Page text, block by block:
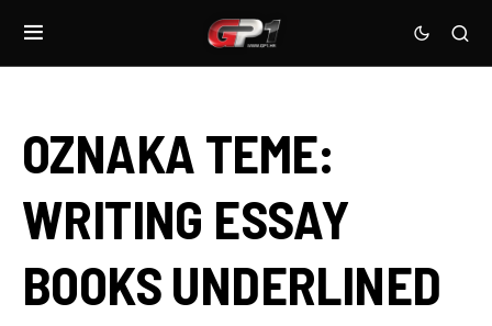
OZNAKA TEME:
WRITING ESSAY
BOOKS UNDERLINED